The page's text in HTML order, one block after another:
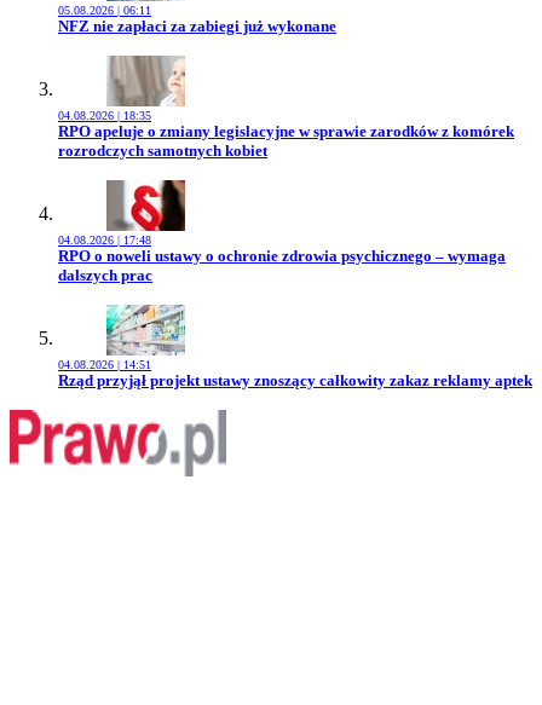
05.08.2026 | 06:11
Przejdź do artykułu:
NFZ nie zapłaci za zabiegi już wykonane
04.08.2026 | 18:35
Przejdź do artykułu:
RPO apeluje o zmiany legislacyjne w sprawie zarodków z komórek
rozrodczych samotnych kobiet
04.08.2026 | 17:48
Przejdź do artykułu:
RPO o noweli ustawy o ochronie zdrowia psychicznego – wymaga
dalszych prac
04.08.2026 | 14:51
Przejdź do artykułu:
Rząd przyjął projekt ustawy znoszący całkowity zakaz reklamy aptek